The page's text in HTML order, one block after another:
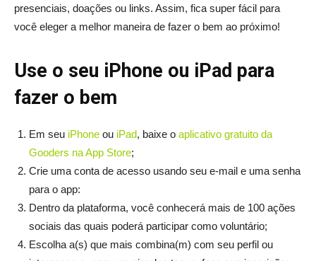
presenciais, doações ou links. Assim, fica super fácil para
você eleger a melhor maneira de fazer o bem ao próximo!
Use o seu iPhone ou iPad para
fazer o bem
Em seu iPhone ou iPad, baixe o aplicativo gratuito da
Gooders na App Store;
Crie uma conta de acesso usando seu e-mail e uma senha
para o app:
Dentro da plataforma, você conhecerá mais de 100 ações
sociais das quais poderá participar como voluntário;
Escolha a(s) que mais combina(m) com seu perfil ou